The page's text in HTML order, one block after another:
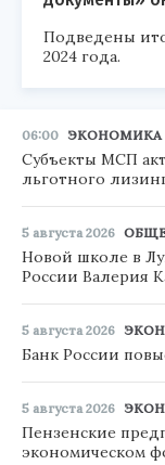
Подведены
2024 года.
06:00 ЭКОНОМИКА
Субъекты МСП
льготного
5 августа 2026
Новой школе в
России Валерия
5 августа 2026
Банк России
5 августа 2026
Пензенские
экономическом